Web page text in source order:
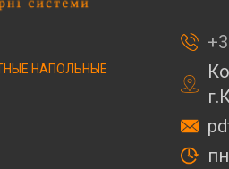
НАПОЛЬНЫЕ